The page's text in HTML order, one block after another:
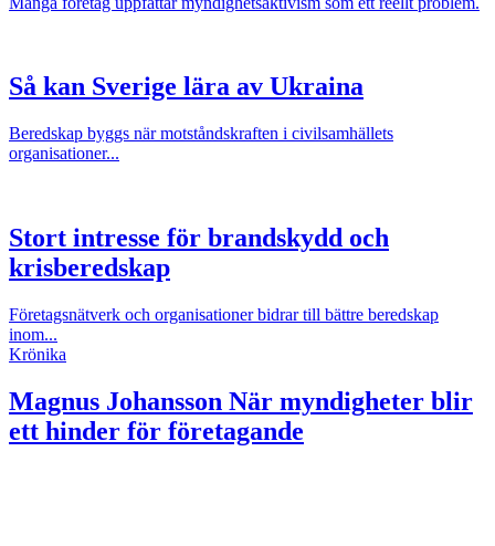
Så kan Sverige lära av Ukraina
Beredskap byggs när motståndskraften i civilsamhällets
organisationer...
Stort intresse för brandskydd och
krisberedskap
Företagsnätverk och organisationer bidrar till bättre beredskap
inom...
Krönika
Magnus Johansson När myndigheter blir
ett hinder för företagande